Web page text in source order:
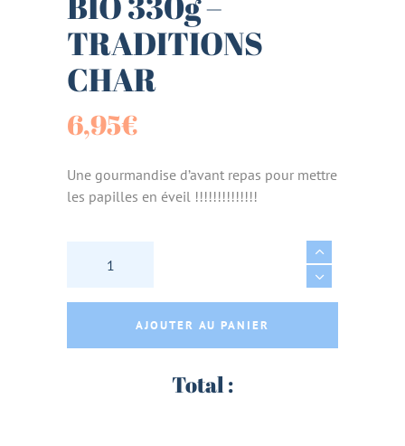
TRADITIONS
CHAR
6,95€
Une gourmandise d’avant repas pour mettre
les papilles en éveil !!!!!!!!!!!!!!
BRIOCHE APERITIVE A L'EFFILOCHE DE
AJOUTER AU PANIER
Total :